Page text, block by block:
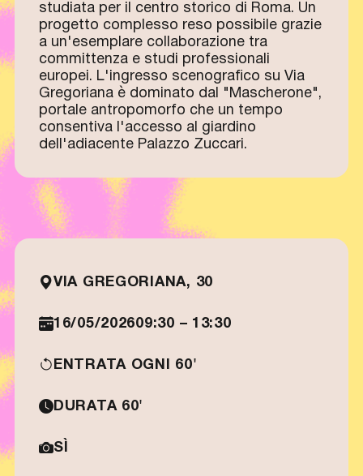
studiata per il centro storico di Roma. Un
progetto complesso reso possibile grazie
a un'esemplare collaborazione tra
committenza e studi professionali
europei. L'ingresso scenografico su Via
Gregoriana è dominato dal "Mascherone",
portale antropomorfo che un tempo
consentiva l'accesso al giardino
dell'adiacente Palazzo Zuccari.
VIA GREGORIANA, 30
16/05/202609:30 – 13:30
ENTRATA OGNI 60'
DURATA 60'
SÌ